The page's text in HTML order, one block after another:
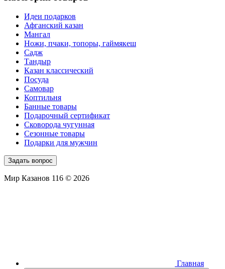
Идеи подарков
Афганский казан
Мангал
Ножи, пчаки, топоры, гаймякеш
Садж
Тандыр
Казан классический
Посуда
Самовар
Коптильня
Банные товары
Подарочный сертификат
Сковорода чугунная
Сезонные товары
Подарки для мужчин
Задать вопрос
Мир Казанов 116 © 2026
Главная